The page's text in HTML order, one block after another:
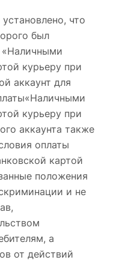
что
был
«Наличными
курьеру при
аккаунт для
курьеру при
аккаунта также
оплаты
картой
положения
и не
а
от действий